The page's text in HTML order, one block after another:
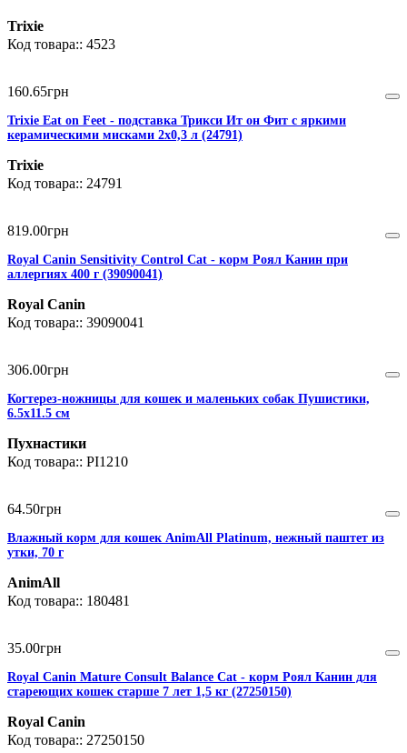
Trixie
4523
160.65грн
Trixie Eat on Feet - подставка Трикси Ит он Фит с яркими
керамическими мисками 2х0,3 л (24791)
Trixie
24791
819.00грн
Royal Canin Sensitivity Control Cat - корм Роял Канин при
аллергиях 400 г (39090041)
Royal Canin
39090041
306.00грн
Когтерез-ножницы для кошек и маленьких собак Пушистики,
6.5х11.5 см
Пухнастики
PI1210
64.50грн
Влажный корм для кошек AnimAll Platinum, нежный паштет из
утки, 70 г
AnimAll
180481
35.00грн
Royal Canin Mature Consult Balance Cat - корм Роял Канин для
стареющих кошек старше 7 лет 1,5 кг (27250150)
Royal Canin
27250150